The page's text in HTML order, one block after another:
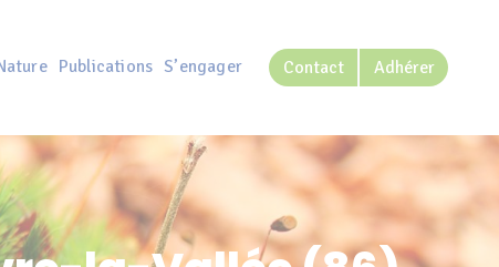
Publications S’engager Contact Adhérer